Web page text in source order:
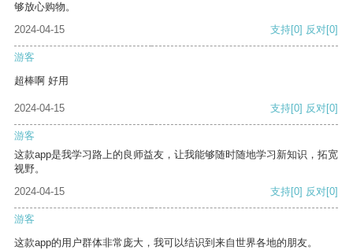
够放心购物。
2024-04-15
支持[0] 反对[0]
游客
超棒啊 好用
2024-04-15 支持[0] 反对[0]
游客
这款app是我学习路上的良师益友，让我能够随时随地学习新知识，拓宽
视野。
2024-04-15
支持[0] 反对[0]
游客
这款app的用户群体非常庞大，我可以结识到来自世界各地的朋友。